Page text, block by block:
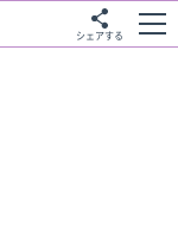
シェアする